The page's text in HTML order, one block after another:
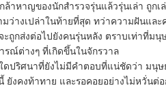
ล้าหาญของนักสำรวจรุ่นแล้วรุ่นเล่า ถูก
มว่างเปล่าในท้ายที่สุด ทว่าความฝันแล
ะถูกส่งต่อไปยังคนรุ่นหลัง ตราบเท่าที่มนุ
รณ์ต่างๆ ที่เกิดขึ้นในจักรวาล
ดปริศนาที่ยังไม่มีคำตอบที่แน่ชัดว่า มนุษ
ยังคงท้าทาย และรอคอยอย่างไม่หวั่นต่